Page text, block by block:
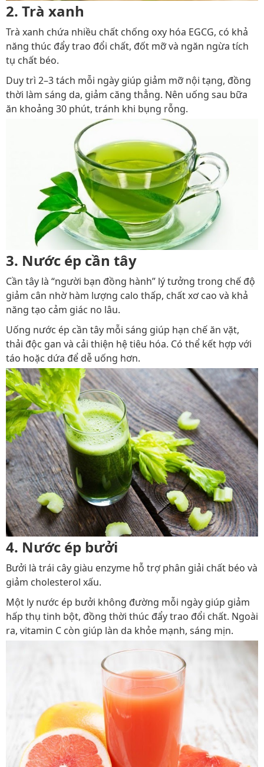
2. Trà xanh
Trà xanh chứa nhiều chất chống oxy hóa EGCG, có khả
năng thúc đẩy trao đổi chất, đốt mỡ và ngăn ngừa tích
tụ chất béo.
Duy trì 2–3 tách mỗi ngày giúp giảm mỡ nội tạng, đồng
thời làm sáng da, giảm căng thẳng. Nên uống sau bữa
ăn khoảng 30 phút, tránh khi bụng rỗng.
3. Nước ép cần tây
Cần tây là “người bạn đồng hành” lý tưởng trong chế độ
giảm cân nhờ hàm lượng calo thấp, chất xơ cao và khả
năng tạo cảm giác no lâu.
Uống nước ép cần tây mỗi sáng giúp hạn chế ăn vặt,
thải độc gan và cải thiện hệ tiêu hóa. Có thể kết hợp với
táo hoặc dứa để dễ uống hơn.
4. Nước ép bưởi
Bưởi là trái cây giàu enzyme hỗ trợ phân giải chất béo và
giảm cholesterol xấu.
Một ly nước ép bưởi không đường mỗi ngày giúp giảm
hấp thụ tinh bột, đồng thời thúc đẩy trao đổi chất. Ngoài
ra, vitamin C còn giúp làn da khỏe mạnh, sáng mịn.